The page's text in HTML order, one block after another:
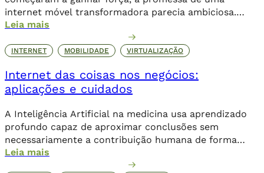
internet móvel transformadora parecia ambiciosa.
Logo, o 4G levou essa revolução a novos patamares,
possibilitando o streaming de vídeos, a popularização
de aplicativos e a expansão do e-commerce. Agora,
Leia mais
INTERNET MOBILIDADE VIRTUALIZAÇÃO
Internet das coisas nos negócios:
aplicações e cuidados
A Inteligência Artificial na medicina usa aprendizado
profundo capaz de aproximar conclusões sem
necessariamente a contribuição humana de forma
direta.
Leia mais